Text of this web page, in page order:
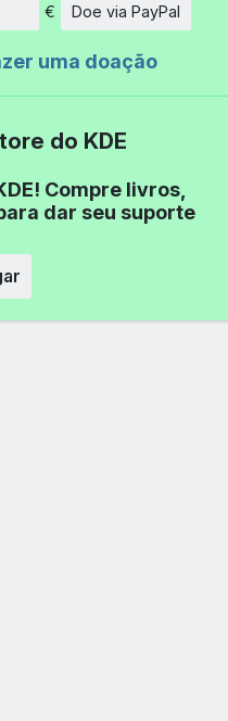
€ Doe via PayPal
uma doação
do KDE
Compre livros,
dar seu suporte